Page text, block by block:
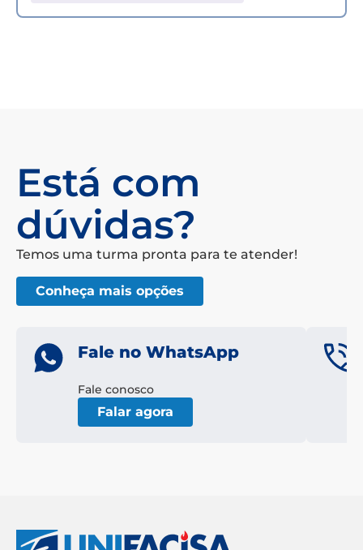
Está com
dúvidas?
Temos uma turma pronta para te atender!
Conheça mais opções
Fale no WhatsApp
Fale conosco
Falar agora